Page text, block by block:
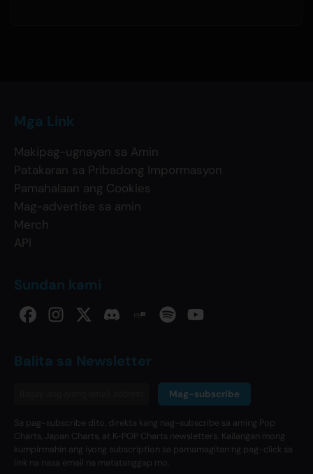
Mga Link
Makipag-ugnayan sa Amin
Patakaran sa Pribadong Impormasyon
Pamahalaan ang Cookies
Mag-advertise sa amin
Merch
API
Sundan kami
Balita sa Newsletter
Mag-subscribe
Sa pag-subscribe dito, direkta kang nag-subscribe sa aming Pop
Charts, Japan Charts, at K-POP Charts newsletters. Kailangan mong
kumpirmahin ang iyong subscription sa pamamagitan ng pag-click sa
link na nasa email na matatanggap mo.